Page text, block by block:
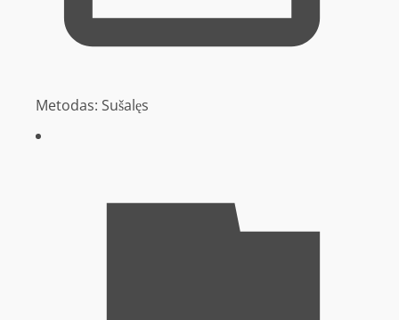
Metodas: Sušalęs